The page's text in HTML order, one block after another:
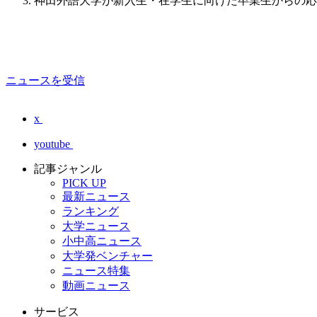
ニュースを受信
x
youtube
記事ジャンル
PICK UP
最新ニュース
ランキング
大学ニュース
小中高ニュース
大学発ベンチャー
ニュース特集
動画ニュース
サービス